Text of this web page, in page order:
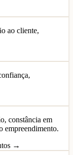
ao cliente,
constância em
empreendimento.
→